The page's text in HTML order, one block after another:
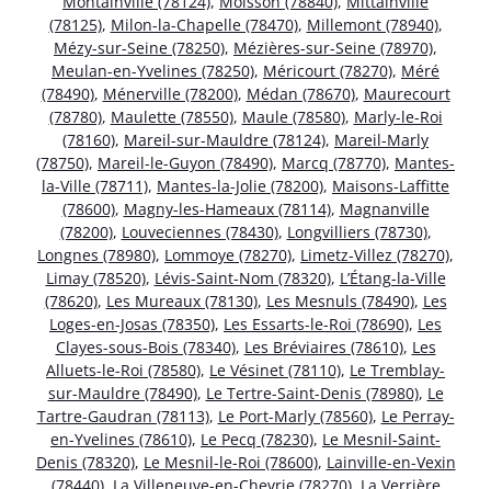
(78125), Milon-la-Chapelle (78470), Millemont (78940),
Mézy-sur-Seine (78250), Mézières-sur-Seine (78970),
Meulan-en-Yvelines (78250), Méricourt (78270), Méré
(78490), Ménerville (78200), Médan (78670), Maurecourt
(78780), Maulette (78550), Maule (78580), Marly-le-Roi
(78160), Mareil-sur-Mauldre (78124), Mareil-Marly
(78750), Mareil-le-Guyon (78490), Marcq (78770), Mantes-
la-Ville (78711), Mantes-la-Jolie (78200), Maisons-Laffitte
(78600), Magny-les-Hameaux (78114), Magnanville
(78200), Louveciennes (78430), Longvilliers (78730),
Longnes (78980), Lommoye (78270), Limetz-Villez (78270),
Limay (78520), Lévis-Saint-Nom (78320), L’Étang-la-Ville
(78620), Les Mureaux (78130), Les Mesnuls (78490), Les
Loges-en-Josas (78350), Les Essarts-le-Roi (78690), Les
Clayes-sous-Bois (78340), Les Bréviaires (78610), Les
Alluets-le-Roi (78580), Le Vésinet (78110), Le Tremblay-
sur-Mauldre (78490), Le Tertre-Saint-Denis (78980), Le
Tartre-Gaudran (78113), Le Port-Marly (78560), Le Perray-
en-Yvelines (78610), Le Pecq (78230), Le Mesnil-Saint-
Denis (78320), Le Mesnil-le-Roi (78600), Lainville-en-Vexin